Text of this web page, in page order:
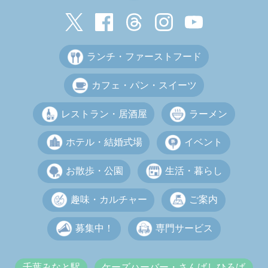
ランチ・ファーストフード
カフェ・パン・スイーツ
レストラン・居酒屋 ラーメン
ホテル・結婚式場 イベント
お散歩・公園 生活・暮らし
趣味・カルチャー ご案内
募集中！ 専門サービス